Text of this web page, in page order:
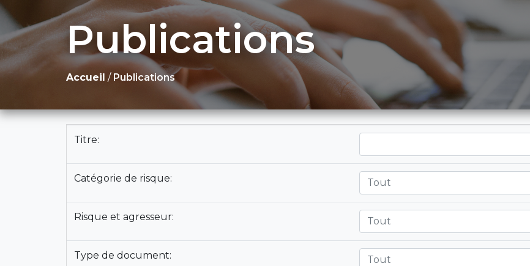
Publications
Accueil / Publications
Titre:
Catégorie de risque: Tout
Risque et agresseur: Tout
Type de document: Tout